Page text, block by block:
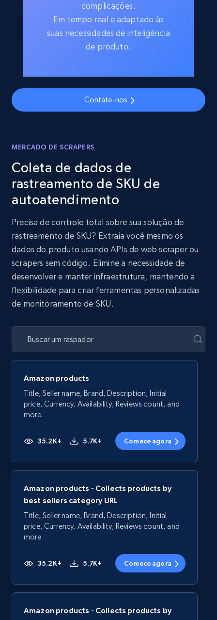
complicações.
Em tempo real e adaptado às
suas necessidades de inteligência
de produto.
Contate-nos
MERCADO DE SCRAPERS
Coleta de dados de
rastreamento de SKU de
autoatendimento
Precisa de controle total sobre sua solução de
rastreamento de SKU? Extraia você mesmo os
dados do produto usando APIs de web scraper ou
scrapers sem código. Elimine a necessidade de
desenvolver e manter infraestrutura, mantendo a
flexibilidade para criar ferramentas personalizadas
de monitoramento de SKU.
Amazon products
Title, Seller name, Brand, Description, Initial
price, Currency, Availability, Reviews count, and
more.
35.2K+ 5.7K+ Comece agora
Amazon products - Collects products by
best sellers category URL
Title, Seller name, Brand, Description, Initial
price, Currency, Availability, Reviews count, and
more.
35.2K+ 5.7K+ Comece agora
Amazon products - Collects products by